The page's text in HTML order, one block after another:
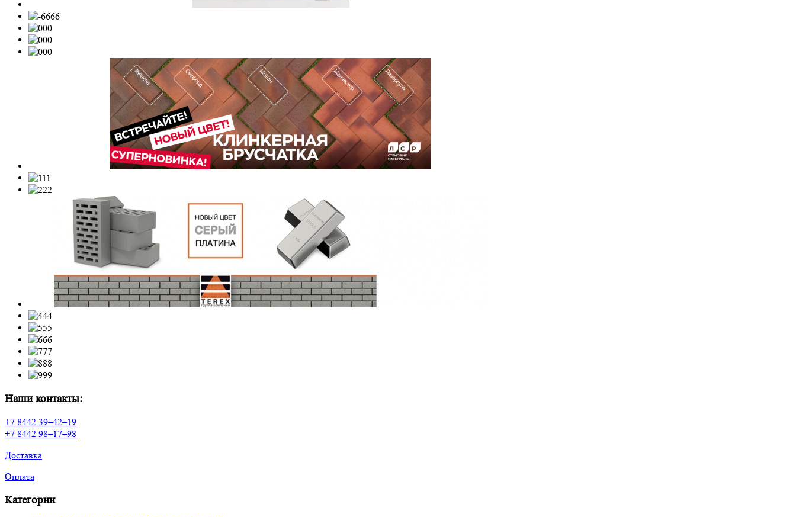
Наши контакты:
+7 8442 39–42–19
+7 8442 98–17–98
Доставка
Оплата
Категории